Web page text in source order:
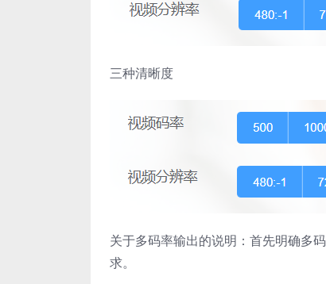
三种清晰度
关于多码率输出的说明：首先明确多
求。